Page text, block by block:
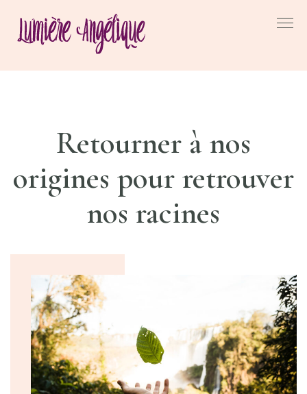
ANGÉLIQUE
Retourner à nos
origines pour retrouver
nos racines